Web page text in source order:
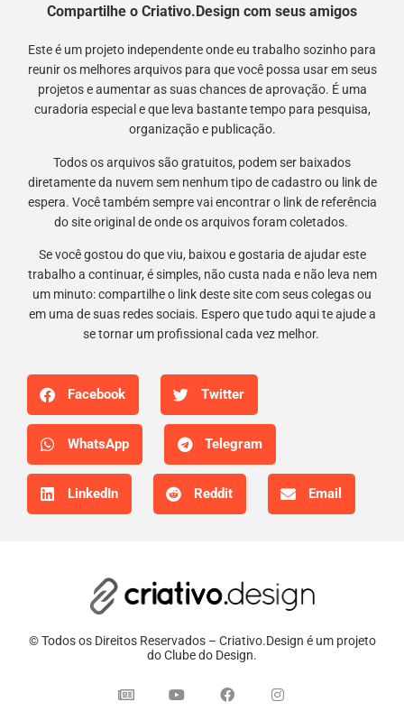
Compartilhe o Criativo.Design com seus amigos
Este é um projeto independente onde eu trabalho sozinho para
reunir os melhores arquivos para que você possa usar em seus
projetos e aumentar as suas chances de aprovação. É uma
curadoria especial e que leva bastante tempo para pesquisa,
organização e publicação.
Todos os arquivos são gratuitos, podem ser baixados
diretamente da nuvem sem nenhum tipo de cadastro ou link de
espera. Você também sempre vai encontrar o link de referência
do site original de onde os arquivos foram coletados.
Se você gostou do que viu, baixou e gostaria de ajudar este
trabalho a continuar, é simples, não custa nada e não leva nem
um minuto: compartilhe o link deste site com seus colegas ou
em uma de suas redes sociais. Espero que tudo aqui te ajude a
se tornar um profissional cada vez melhor.
Facebook Twitter
WhatsApp Telegram
LinkedIn Reddit Email
© Todos os Direitos Reservados – Criativo.Design é um projeto
do Clube do Design.